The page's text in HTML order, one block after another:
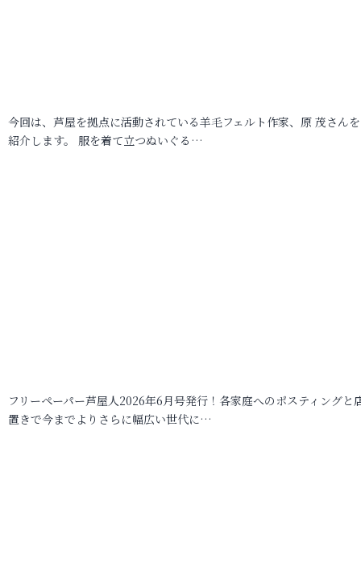
今回は、芦屋を拠点に活動されている羊毛フェルト作家、原 茂さん
紹介します。 服を着て立つぬいぐる…
フリーペーパー芦屋人2026年6月号発行！各家庭へのポスティングと
置きで今までよりさらに幅広い世代に…